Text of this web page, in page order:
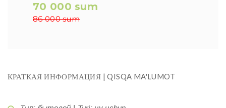
70 000 sum
86 000 sum
КРАТКАЯ ИНФОРМАЦИЯ | QISQA MA'LUMOT